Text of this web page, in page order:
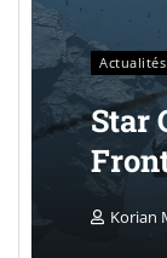
Actualités
Star
Korian